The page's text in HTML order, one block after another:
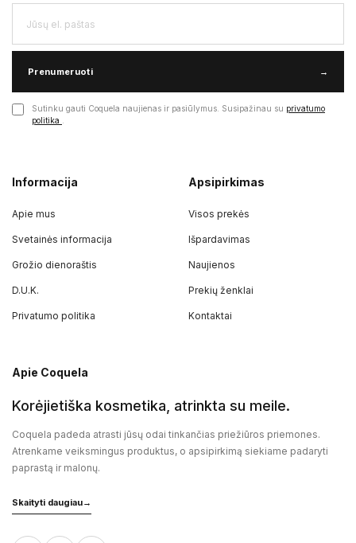
Prenumeruoti →
Sutinku gauti Coquela naujienas ir pasiūlymus. Susipažinau su privatumo
politika
Informacija
Apie mus
Svetainės informacija
Grožio dienoraštis
D.U.K.
Privatumo politika
Apsipirkimas
Visos prekės
Išpardavimas
Naujienos
Prekių ženklai
Kontaktai
Apie Coquela
Korėjietiška kosmetika, atrinkta su meile.
Coquela padeda atrasti jūsų odai tinkančias priežiūros priemones.
Atrenkame veiksmingus produktus, o apsipirkimą siekiame padaryti
paprastą ir malonų.
Skaityti daugiau→